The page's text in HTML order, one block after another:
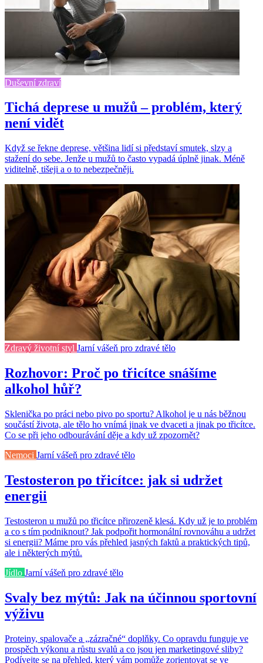
Duševní zdraví
Tichá deprese u mužů – problém, který
není vidět
Když se řekne deprese, většina lidí si představí smutek, slzy a
stažení do sebe. Jenže u mužů to často vypadá úplně jinak. Méně
viditelně, tišeji a o to nebezpečněji.
Zdravý životní styl Jarní vášeň pro zdravé tělo
Rozhovor: Proč po třicítce snášíme
alkohol hůř?
Sklenička po práci nebo pivo po sportu? Alkohol je u nás běžnou
součástí života, ale tělo ho vnímá jinak ve dvaceti a jinak po třicítce.
Co se při jeho odbourávání děje a kdy už zpozornět?
Nemoci Jarní vášeň pro zdravé tělo
Testosteron po třicítce: jak si udržet
energii
Testosteron u mužů po třicítce přirozeně klesá. Kdy už je to problém
a co s tím podniknout? Jak podpořit hormonální rovnováhu a udržet
si energii? Máme pro vás přehled jasných faktů a praktických tipů,
ale i některých mýtů.
Jídlo Jarní vášeň pro zdravé tělo
Svaly bez mýtů: Jak na účinnou sportovní
výživu
Proteiny, spalovače a „zázračné“ doplňky. Co opravdu funguje ve
prospěch výkonu a růstu svalů a co jsou jen marketingové sliby?
Podívejte se na přehled, který vám pomůže zorientovat se ve